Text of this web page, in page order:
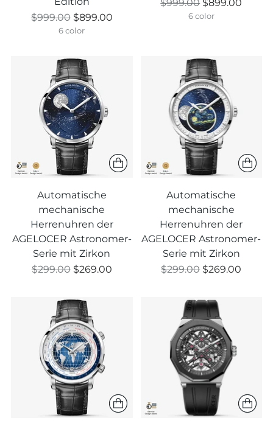
Regulärer
$999.00 $899.00
6 color
$999.00 $899.00
6 color
Automatische
mechanische
Herrenuhren der
AGELOCER Astronomer-
Serie mit Zirkon
Regulärer
$299.00 $269.00
Automatische
mechanische
Herrenuhren der
AGELOCER Astronomer-
Serie mit Zirkon
Regulärer
$299.00 $269.00